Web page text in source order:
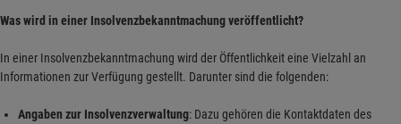
Was wird in einer Insolvenzbekanntmachung veröffentlicht?
In einer Insolvenzbekanntmachung wird der Öffentlichkeit eine Vielzahl an
Informationen zur Verfügung gestellt. Darunter sind die folgenden:
Angaben zur Insolvenzverwaltung: Dazu gehören die Kontaktdaten des